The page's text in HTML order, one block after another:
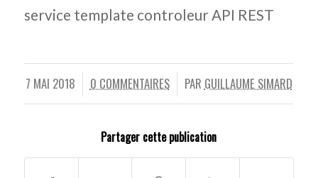
service template controleur API REST
7 MAI 2018
/ 0 COMMENTAIRES
/ PAR GUILLAUME SIMARD
Partager cette publication